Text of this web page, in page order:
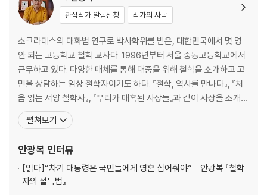
민주주의는 산만형 인간을 원한다 - 매기 잭슨
규율 권력, 세상은 감옥이다 - 미셸 푸코
다중, 인터넷 시대의 권력자 - 네그리와 하트
계몽주의 2.0, 클루지로 이성을 이끌라 - 조지프 히스
3장 서사가 살아야 한다 ─ 삶의 무의미를 이겨내는 스토리텔링의 힘
스토리, 정치 분란의 뿌리 - 조너선 갓셜
그대 삶의 원형은 무엇입니까? - 카를 융
스토리 셀링에서 스토리텔링으로, 삶의 서사 만들기 - 한병철
과거는 바꿀 수 있다 - 가라타니 고진
관심작가 알림신청 작가의 사락
소크라테스의 대화법 연구로 박사학위를 받은, 대한민국에서 몇 명
안 되는 고등학교 철학 교사다. 1996년부터 서울 중동고등학교에서
근무하고 있다. 다양한 매체를 통해 대중을 위해 철학을 소개하고 고
민을 상담하는 임상 철학자이기도 하다. 『철학, 역사를 만나다』, 『처
음 읽는 서양 철학사』, 『우리가 매혹된 사상들』과 같이 사상을 소개하
는 책들을, 『나는 이 질문이 불편하다』, 『철학에게 미래를 묻다』 등 인
문학적 관점에서 시대의 문제를 탐구하는 책들을, 그리고 『서툰 인생
같이 일상의 절박함을 풀어 주는
펼쳐보기
안광복 인터뷰
[읽다]“차기 대통령은 국민들에게 영혼 심어줘야” - 안광복 『철학
자의 설득법』